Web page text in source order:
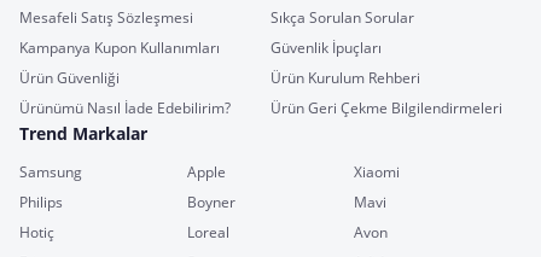
Mesafeli Satış Sözleşmesi
Sıkça Sorulan Sorular
Kampanya Kupon Kullanımları
Güvenlik İpuçları
Ürün Güvenliği
Ürün Kurulum Rehberi
Ürünümü Nasıl İade Edebilirim?
Ürün Geri Çekme Bilgilendirmeleri
Trend Markalar
Samsung Apple
Xiaomi
Philips
Boyner
Mavi
Hotiç
Loreal
Avon